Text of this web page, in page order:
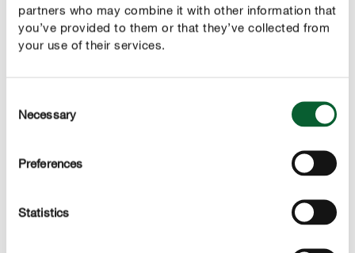
partners who may combine it with other information that
you’ve provided to them or that they’ve collected from
your use of their services.
Selection
Necessary
Preferences
Statistics
zajišťuje optimální příjem vody a živin
nabízí optimální podmínky pro zdravý, silný růst a